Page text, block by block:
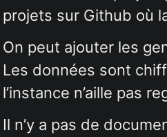
projets sur Github où
On peut ajouter les
Les données sont
l’instance n’aille pas
Il n’y a pas de